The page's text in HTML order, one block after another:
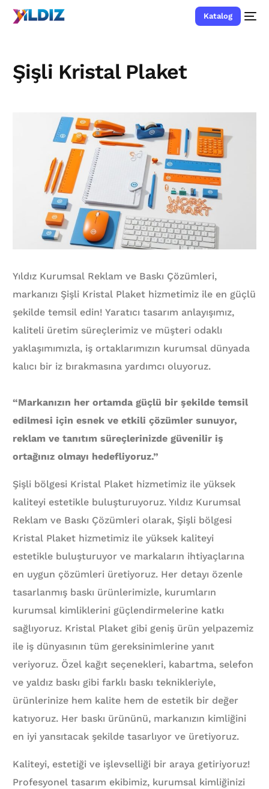
Katalog
Şişli Kristal Plaket
Yıldız Kurumsal Reklam ve Baskı Çözümleri,
markanızı Şişli Kristal Plaket hizmetimiz ile en güçlü
şekilde temsil edin! Yaratıcı tasarım anlayışımız,
kaliteli üretim süreçlerimiz ve müşteri odaklı
yaklaşımımızla, iş ortaklarımızın kurumsal dünyada
kalıcı bir iz bırakmasına yardımcı oluyoruz.
“Markanızın her ortamda güçlü bir şekilde temsil
edilmesi için esnek ve etkili çözümler sunuyor,
reklam ve tanıtım süreçlerinizde güvenilir iş
ortağınız olmayı hedefliyoruz.”
Şişli bölgesi Kristal Plaket hizmetimiz ile yüksek
kaliteyi estetikle buluşturuyoruz. Yıldız Kurumsal
Reklam ve Baskı Çözümleri olarak, Şişli bölgesi
Kristal Plaket hizmetimiz ile yüksek kaliteyi
estetikle buluşturuyor ve markaların ihtiyaçlarına
en uygun çözümleri üretiyoruz. Her detayı özenle
tasarlanmış baskı ürünlerimizle, kurumların
kurumsal kimliklerini güçlendirmelerine katkı
sağlıyoruz. Kristal Plaket gibi geniş ürün yelpazemiz
ile iş dünyasının tüm gereksinimlerine yanıt
veriyoruz. Özel kağıt seçenekleri, kabartma, selefon
ve yaldız baskı gibi farklı baskı teknikleriyle,
ürünlerinize hem kalite hem de estetik bir değer
katıyoruz. Her baskı ürününü, markanızın kimliğini
en iyi yansıtacak şekilde tasarlıyor ve üretiyoruz.
Kaliteyi, estetiği ve işlevselliği bir araya getiriyoruz!
Profesyonel tasarım ekibimiz, kurumsal kimliğinizi